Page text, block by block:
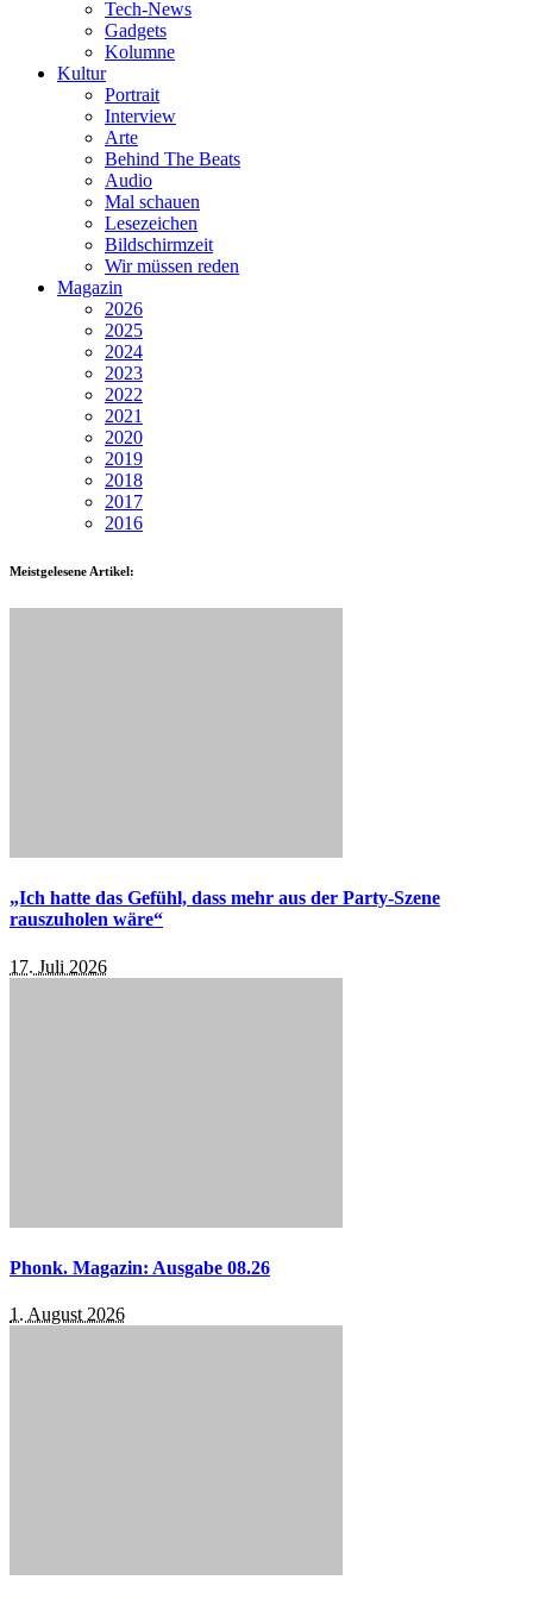
Tech-News
Gadgets
Kolumne
Kultur
Portrait
Interview
Arte
Behind The Beats
Audio
Mal schauen
Lesezeichen
Bildschirmzeit
Wir müssen reden
Magazin
2026
2025
2024
2023
2022
2021
2020
2019
2018
2017
2016
Meistgelesene Artikel:
„Ich hatte das Gefühl, dass mehr aus der Party-Szene
rauszuholen wäre“
17. Juli 2026
Phonk. Magazin: Ausgabe 08.26
1. August 2026